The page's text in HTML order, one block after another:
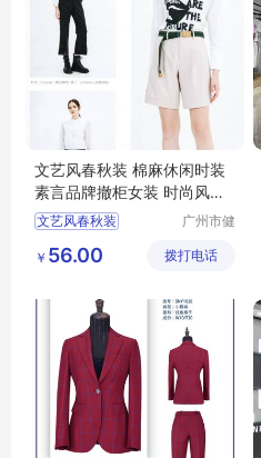
文艺风春秋装 棉麻休闲时装
素言品牌撤柜女装 时尚风衣
连衣裙走份
文艺风春秋装
素言品牌撤柜女装
广州市健
限公司
￥ 56.00 拨打电话